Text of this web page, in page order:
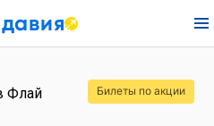
Флай
Билеты по акции